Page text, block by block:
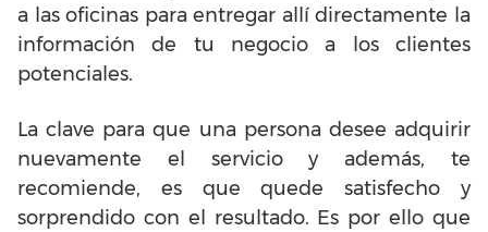
a las oficinas para entregar allí directamente la
información de tu negocio a los clientes
potenciales.
La clave para que una persona desee adquirir
nuevamente el servicio y además, te
recomiende, es que quede satisfecho y
sorprendido con el resultado. Es por ello que